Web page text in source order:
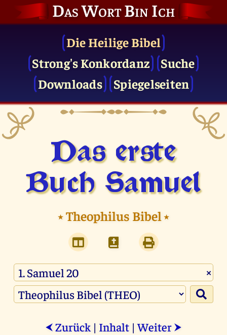
Das Wort Bin Ich
Die Heilige Bibel
Strong's Konkordanz
Suche
Downloads
Spiegelseiten
Das erste
Buch Samuel
⭑Theophilus Bibel⭑
×
⮜ Zurück | Inhalt |Weiter ⮞